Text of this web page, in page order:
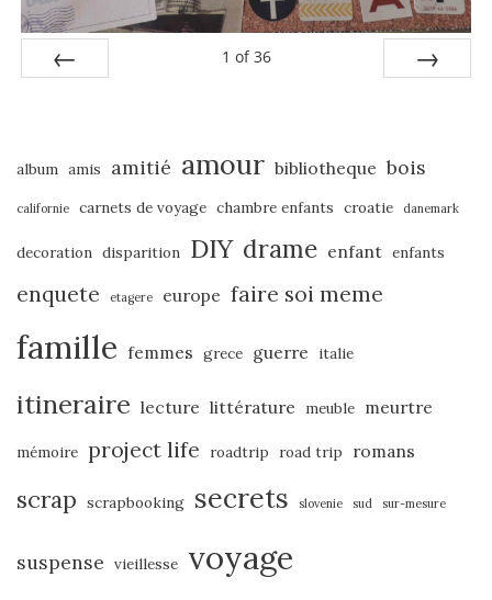
1 of 36
album amis amitié amour bibliotheque bois
californie carnets de voyage chambre enfants croatie danemark
decoration disparition DIY drame enfant enfants
enquete etagere europe faire soi meme
famille femmes grece guerre italie
itineraire lecture littérature meuble meurtre
mémoire project life roadtrip road trip romans
scrap scrapbooking secrets slovenie sud sur-mesure
suspense vieillesse voyage